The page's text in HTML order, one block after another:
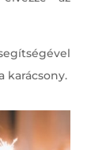
karácsony.